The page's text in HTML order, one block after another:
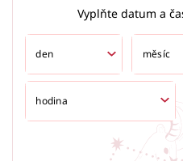
Vyplňte datum a